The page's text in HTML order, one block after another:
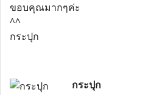
ขอบคุณมากๆค่ะ
^^
กระปุก
กระปุก